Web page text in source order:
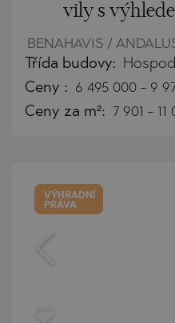
vily s
BENAHAVIS /
Třída budovy:
Ceny : 6 495 000 - 9
Ceny za m²: 7 901 - 11
VÝHRADNÍ
PRÁVA